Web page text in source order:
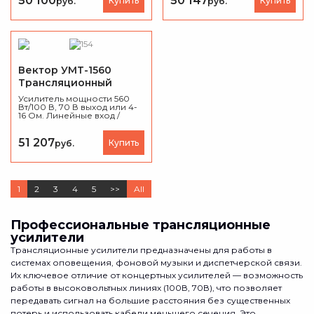
каждого канала. Балансные
и небалансные входы,
Remote-интерфейс, корпус
1U.
Вектор УМТ-1560
Трансляционный
усилитель мощности
Усилитель мощности 560
Вт/100 В, 70 В выход или 4-
16 Ом. Линейные вход /
Phoenix). Индикация
режимов работы
усилителя. Регулировка
уровня выходного сигнала,
регулировка НЧ/ВЧ,
Питание 220-230 В/50-60 Гц.
Высота 2U. Вес 20 кг.
51 207руб. Купить
1 2 3 4 5 >> All
Профессиональные трансляционные
усилители
Трансляционные усилители предназначены для работы в
системах оповещения, фоновой музыки и диспетчерской связи.
Их ключевое отличие от концертных усилителей — возможность
работы в высоковольтных линиях (100В, 70В), что позволяет
передавать сигнал на большие расстояния без существенных